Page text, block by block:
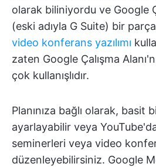
olarak biliniyordu ve Google
(eski adıyla G Suite) bir
video konferans yazılımı
zaten Google Çalışma
çok kullanışlıdır.
Planınıza bağlı olarak, basit
ayarlayabilir veya
seminerleri veya video
düzenleyebilirsiniz. Google